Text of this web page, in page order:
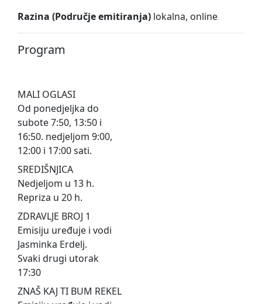
Razina (Područje emitiranja) lokalna, online
Program
MALI OGLASI
Od ponedjeljka do
subote 7:50, 13:50 i
16:50. nedjeljom 9:00,
12:00 i 17:00 sati.
SREDIŠNJICA
Nedjeljom u 13 h.
Repriza u 20 h.
ZDRAVLJE BROJ 1
Emisiju uređuje i vodi
Jasminka Erdelj.
Svaki drugi utorak
17:30
ZNAŠ KAJ TI BUM REKEL